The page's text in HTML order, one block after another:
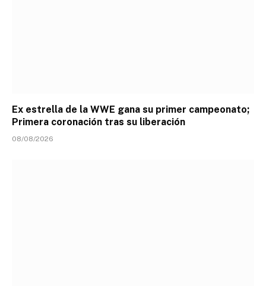
Ex estrella de la WWE gana su primer campeonato;
Primera coronación tras su liberación
08/08/2026